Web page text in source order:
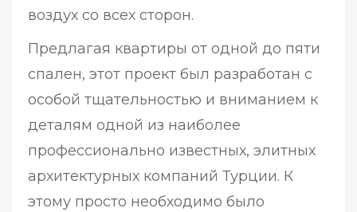
воздух со всех сторон.
Предлагая квартиры от одной до пяти
спален, этот проект был разработан с
особой тщательностью и вниманием к
деталям одной из наиболее
профессионально известных, элитных
архитектурных компаний Турции. К
этому просто необходимо было